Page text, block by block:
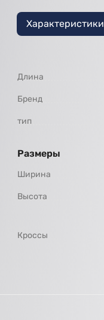
Характеристики
Длина
Бренд
тип
Размеры
Ширина
Высота
Кроссы